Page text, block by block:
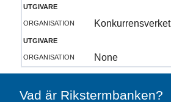
utgivare
organisation
Konkurrensverket
utgivare
organisation
None
Vad är Rikstermbanken?